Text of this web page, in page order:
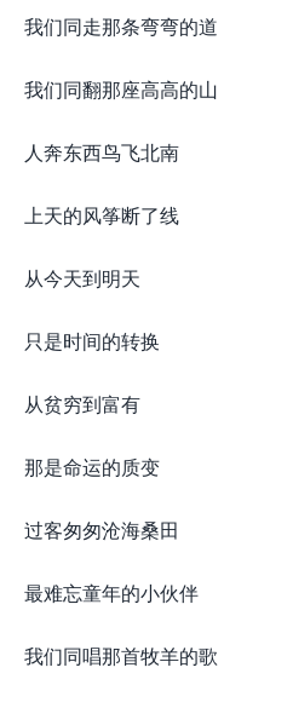
我们同走那条弯弯的道
我们同翻那座高高的山
人奔东西鸟飞北南
上天的风筝断了线
从今天到明天
只是时间的转换
从贫穷到富有
那是命运的质变
过客匆匆沧海桑田
最难忘童年的小伙伴
我们同唱那首牧羊的歌